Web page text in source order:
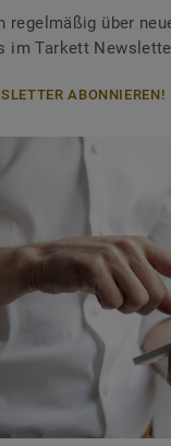
regelmäßig über
im Tarkett
ABONNIEREN!